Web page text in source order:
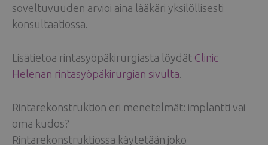
soveltuvuuden arvioi aina lääkäri yksilöllisesti
konsultaatiossa.
Lisätietoa rintasyöpäkirurgiasta löydät Clinic
Helenan rintasyöpäkirurgian sivulta
Rintarekonstruktion eri menetelmät: implantti vai
oma kudos?
Rintarekonstruktiossa käytetään joko